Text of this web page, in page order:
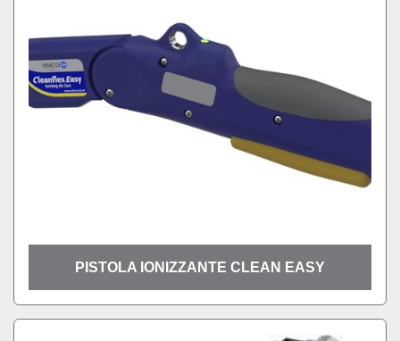
PISTOLA IONIZZANTE CLEAN EASY